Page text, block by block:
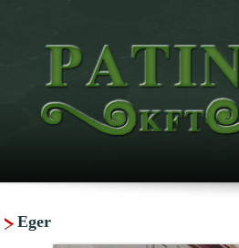
Eger